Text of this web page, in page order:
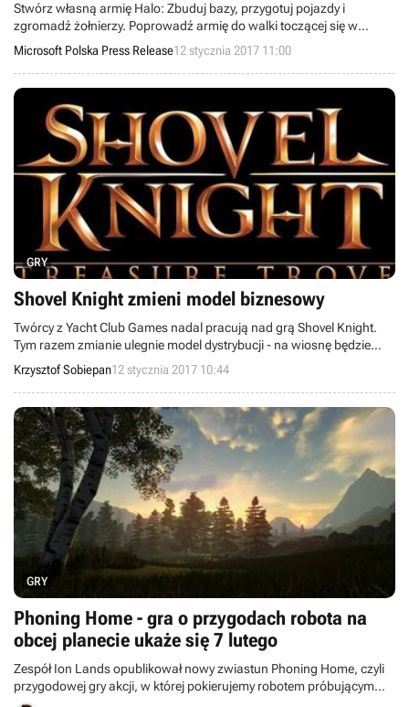
Stwórz własną armię Halo: Zbuduj bazy, przygotuj pojazdy i
zgromadź żołnierzy. Poprowadź armię do walki toczącej się w
obcych środowiskach podczas różnych kampanii i na wielu mapach
dla trybu wieloosobowego.
Microsoft Polska Press Release12 stycznia 2017 11:00
GRY
Shovel Knight zmieni model biznesowy
Twórcy z Yacht Club Games nadal pracują nad grą Shovel Knight.
Tym razem zmianie ulegnie model dystrybucji - na wiosnę będzie
można taniej kupić pojedyncze kampanie wchodzące w skład gry
lub nieco droższy bundle, zawierający wszystkie dodatki. Z innych
wieści, tytuł otrzyma lokalny co-op, a rycerz z łopatą zagości na
platformie Nintendo Switch.
Krzysztof Sobiepan12 stycznia 2017 10:44
GRY
Phoning Home - gra o przygodach robota na
obcej planecie ukaże się 7 lutego
Zespół Ion Lands opublikował nowy zwiastun Phoning Home, czyli
przygodowej gry akcji, w której pokierujemy robotem próbującym
uciec z obcej planety. Twórcy podali również wreszcie datę premiery.